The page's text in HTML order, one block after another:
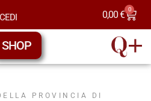
0,00€ 0
SHOP
PROVINCIA DI